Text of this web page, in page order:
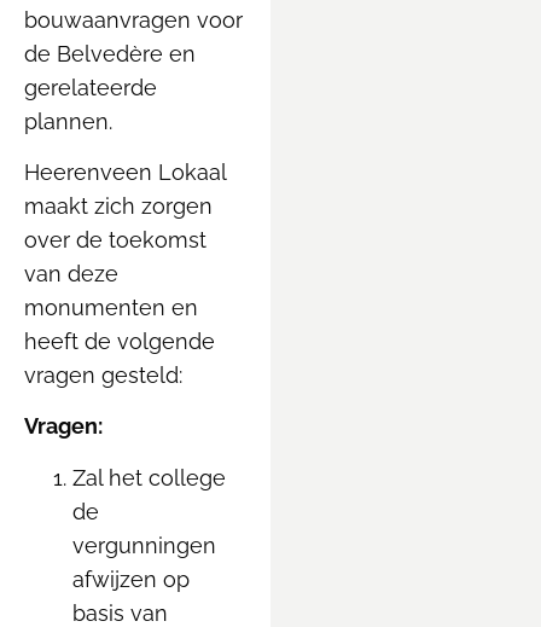
bouwaanvragen voor
de Belvedère en
gerelateerde
plannen.
Heerenveen Lokaal
maakt zich zorgen
over de toekomst
van deze
monumenten en
heeft de volgende
vragen gesteld:
Vragen:
Zal het college
de
vergunningen
afwijzen op
basis van